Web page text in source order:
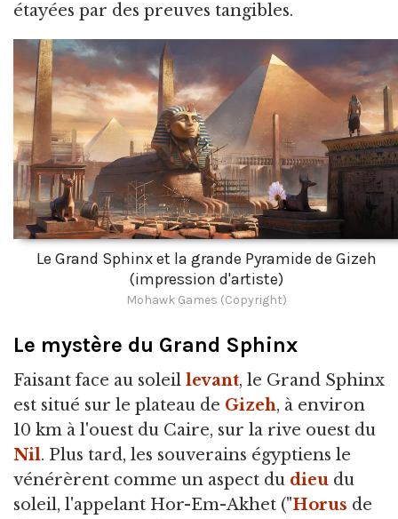
étayées par des preuves tangibles.
Le Grand Sphinx et la grande Pyramide de Gizeh
(impression d'artiste)
Mohawk Games (Copyright)
Le mystère du Grand Sphinx
Faisant face au soleil levant, le Grand Sphinx
est situé sur le plateau de Gizeh, à environ
10 km à l'ouest du Caire, sur la rive ouest du
Nil. Plus tard, les souverains égyptiens le
vénérèrent comme un aspect du dieu du
soleil, l'appelant Hor-Em-Akhet ("Horus de